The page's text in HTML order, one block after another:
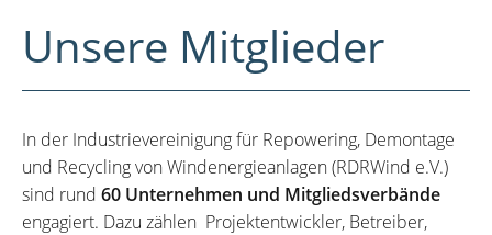
Unsere Mitglieder
In der Industrievereinigung für Repowering, Demontage
und Recycling von Windenergieanlagen (RDRWind e.V.)
sind rund 60 Unternehmen und Mitgliedsverbände
engagiert. Dazu zählen Projektentwickler, Betreiber,